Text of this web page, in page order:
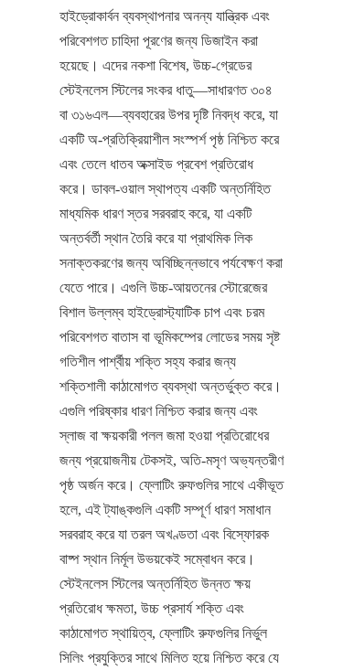
হাইড্রোকার্বন ব্যবস্থাপনার অনন্য যান্ত্রিক এবং
পরিবেশগত চাহিদা পূরণের জন্য ডিজাইন করা
হয়েছে। এদের নকশা বিশেষ, উচ্চ-গ্রেডের
স্টেইনলেস স্টিলের সংকর ধাতু—সাধারণত ৩০৪
বা ৩১৬এল—ব্যবহারের উপর দৃষ্টি নিবদ্ধ করে, যা
একটি অ-প্রতিক্রিয়াশীল সংস্পর্শ পৃষ্ঠ নিশ্চিত করে
এবং তেলে ধাতব অক্সাইড প্রবেশ প্রতিরোধ
করে। ডাবল-ওয়াল স্থাপত্য একটি অন্তর্নিহিত
মাধ্যমিক ধারণ স্তর সরবরাহ করে, যা একটি
অন্তর্বর্তী স্থান তৈরি করে যা প্রাথমিক লিক
সনাক্তকরণের জন্য অবিচ্ছিন্নভাবে পর্যবেক্ষণ করা
যেতে পারে। এগুলি উচ্চ-আয়তনের স্টোরেজের
বিশাল উল্লম্ব হাইড্রোস্ট্যাটিক চাপ এবং চরম
পরিবেশগত বাতাস বা ভূমিকম্পের লোডের সময় সৃষ্ট
গতিশীল পার্শ্বীয় শক্তি সহ্য করার জন্য
শক্তিশালী কাঠামোগত ব্যবস্থা অন্তর্ভুক্ত করে।
এগুলি পরিষ্কার ধারণ নিশ্চিত করার জন্য এবং
স্লাজ বা ক্ষয়কারী পলল জমা হওয়া প্রতিরোধের
জন্য প্রয়োজনীয় টেকসই, অতি-মসৃণ অভ্যন্তরীণ
পৃষ্ঠ অর্জন করে। ফ্লোটিং রুফগুলির সাথে একীভূত
হলে, এই ট্যাঙ্কগুলি একটি সম্পূর্ণ ধারণ সমাধান
সরবরাহ করে যা তরল অখণ্ডতা এবং বিস্ফোরক
বাষ্প স্থান নির্মূল উভয়কেই সম্বোধন করে।
স্টেইনলেস স্টিলের অন্তর্নিহিত উন্নত ক্ষয়
প্রতিরোধ ক্ষমতা, উচ্চ প্রসার্য শক্তি এবং
কাঠামোগত স্থায়িত্ব, ফ্লোটিং রুফগুলির নির্ভুল
সিলিং প্রযুক্তির সাথে মিলিত হয়ে নিশ্চিত করে যে